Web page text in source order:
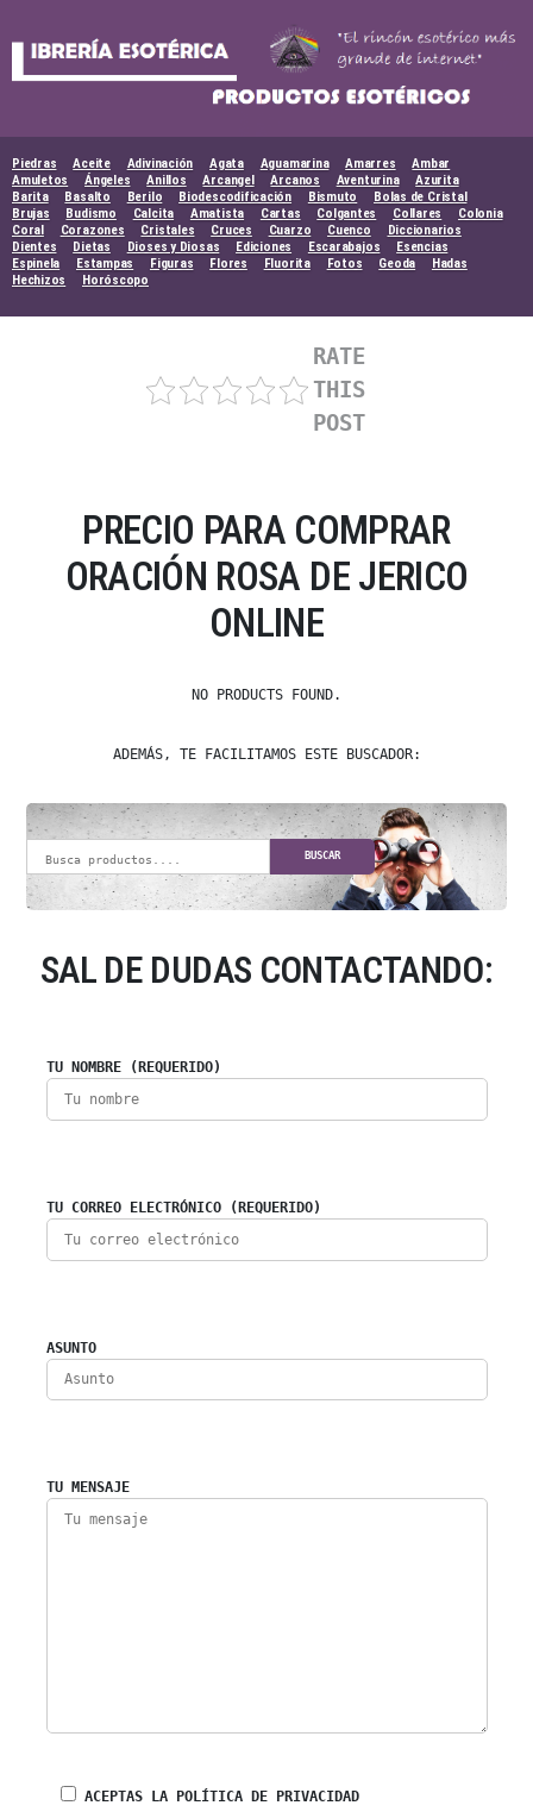
Piedras Aceite Adivinación Agata Aguamarina Amarres
Ambar
Amuletos
Ángeles Anillos Arcangel Arcanos Aventurina
Azurita
Barita
Basalto Berilo Biodescodificación Bismuto
Bolas de Cristal
Brujas
Budismo Calcita Amatista Cartas Colgantes Collares
Colonia
Coral
Corazones Cristales Cruces Cuarzo Cuenco
Diccionarios
Dientes
Dietas Dioses y Diosas Ediciones Escarabajos
Esencias
Espinela
Estampas Figuras Flores Fluorita Fotos Geoda
Hadas
Hechizos
Horóscopo
RATE
THIS
POST
PRECIO PARA COMPRAR
ORACIÓN ROSA DE JERICO
ONLINE
NO PRODUCTS FOUND.
ADEMÁS, TE FACILITAMOS ESTE BUSCADOR:
BUSCAR
SAL DE DUDAS CONTACTANDO:
TU NOMBRE (REQUERIDO)
TU CORREO ELECTRÓNICO (REQUERIDO)
ASUNTO
TU MENSAJE
ACEPTAS LA POLÍTICA DE PRIVACIDAD